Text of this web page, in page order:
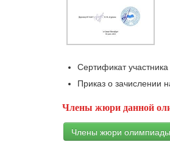
Сертификат участника
Приказ о зачислении
Члены жюри данной
Члены жюри